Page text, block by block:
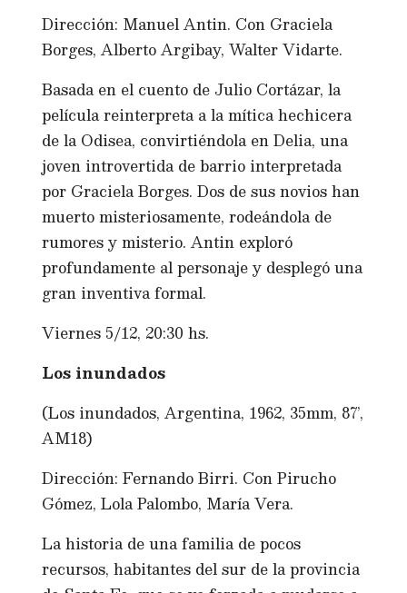
Dirección: Manuel Antin. Con Graciela
Borges, Alberto Argibay, Walter Vidarte.
Basada en el cuento de Julio Cortázar, la
película reinterpreta a la mítica hechicera
de la Odisea, convirtiéndola en Delia, una
joven introvertida de barrio interpretada
por Graciela Borges. Dos de sus novios han
muerto misteriosamente, rodeándola de
rumores y misterio. Antin exploró
profundamente al personaje y desplegó una
gran inventiva formal.
Viernes 5/12, 20:30 hs.
Los inundados
(Los inundados, Argentina, 1962, 35mm, 87’,
AM18)
Dirección: Fernando Birri. Con Pirucho
Gómez, Lola Palombo, María Vera.
La historia de una familia de pocos
recursos, habitantes del sur de la provincia